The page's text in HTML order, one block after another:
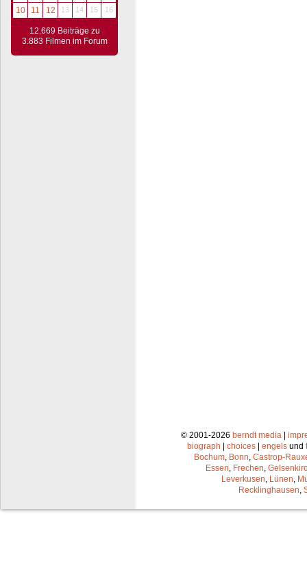
10
11 12 13 14 15 16
12.669 Beiträge zu
3.883 Filmen im Forum
© 2001-2026 berndt media |
biograph | choices | engels und
Bochum Bonn Castrop-
Essen Frechen
Leverkusen Lünen
Recklinghausen